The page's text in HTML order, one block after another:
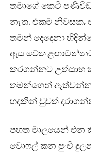
තමාගේ කෙටි
නැත. එකම නිවසක,
තමන් දෙදෙනා
ඇය වෙත
කරගන්නට උත්සාහ
තමන්ගෙන්
හදකින් වුවත්
පහත මාලයෙන් එන
වොෆල් කන පුංචි